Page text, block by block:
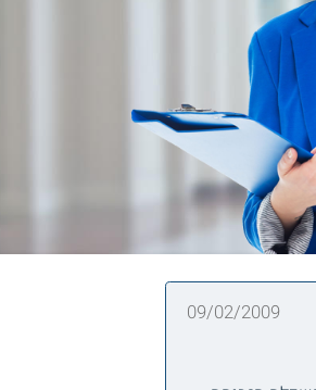
09/02/2009